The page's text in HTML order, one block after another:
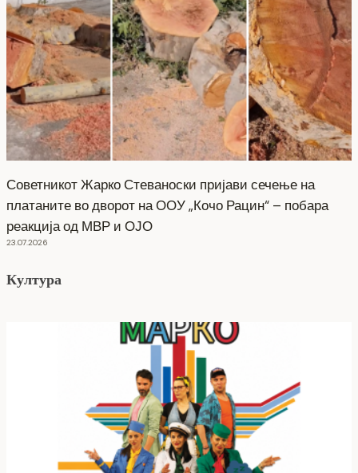
Советникот Жарко Стеваноски пријави сечење на
платаните во дворот на ООУ „Кочо Рацин“ – побара
реакција од МВР и ОЈО
23.07.2026
Култура